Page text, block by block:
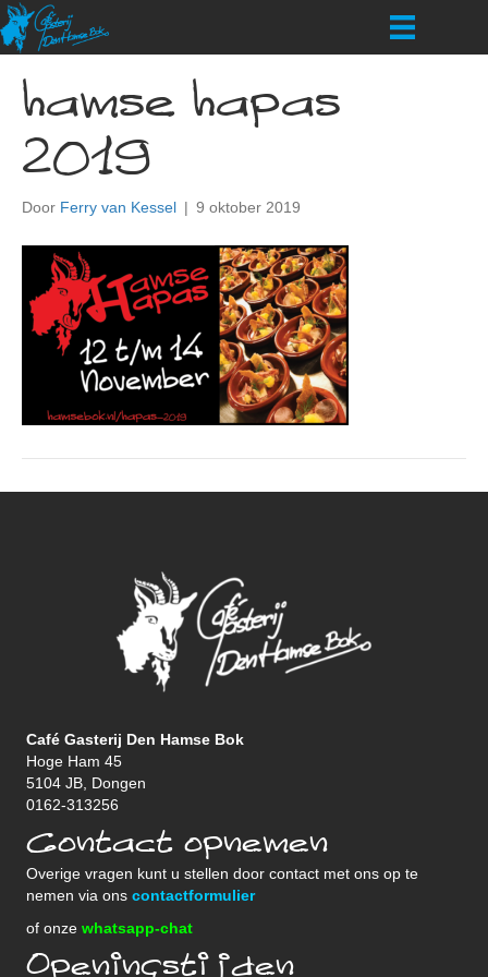
hamse hapas
2019
Door Ferry van Kessel | 9 oktober 2019
Café Gasterij Den Hamse Bok
Hoge Ham 45
5104 JB, Dongen
0162-313256
Contact opnemen
Overige vragen kunt u stellen door contact met ons op te
nemen via ons contactformulier
of onze whatsapp-chat
Openingstijden